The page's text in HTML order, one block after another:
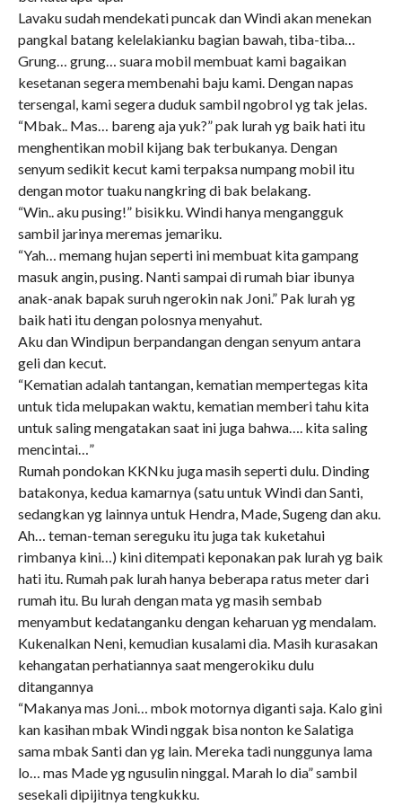
Lavaku sudah mendekati puncak dan Windi akan menekan
pangkal batang kelelakianku bagian bawah, tiba-tiba…
Grung… grung… suara mobil membuat kami bagaikan
kesetanan segera membenahi baju kami. Dengan napas
tersengal, kami segera duduk sambil ngobrol yg tak jelas.
“Mbak.. Mas… bareng aja yuk?” pak lurah yg baik hati itu
menghentikan mobil kijang bak terbukanya. Dengan
senyum sedikit kecut kami terpaksa numpang mobil itu
dengan motor tuaku nangkring di bak belakang.
“Win.. aku pusing!” bisikku. Windi hanya mengangguk
sambil jarinya meremas jemariku.
“Yah… memang hujan seperti ini membuat kita gampang
masuk angin, pusing. Nanti sampai di rumah biar ibunya
anak-anak bapak suruh ngerokin nak Joni.” Pak lurah yg
baik hati itu dengan polosnya menyahut.
Aku dan Windipun berpandangan dengan senyum antara
geli dan kecut.
“Kematian adalah tantangan, kematian mempertegas kita
untuk tida melupakan waktu, kematian memberi tahu kita
untuk saling mengatakan saat ini juga bahwa…. kita saling
mencintai…”
Rumah pondokan KKNku juga masih seperti dulu. Dinding
batakonya, kedua kamarnya (satu untuk Windi dan Santi,
sedangkan yg lainnya untuk Hendra, Made, Sugeng dan aku.
Ah… teman-teman sereguku itu juga tak kuketahui
rimbanya kini…) kini ditempati keponakan pak lurah yg baik
hati itu. Rumah pak lurah hanya beberapa ratus meter dari
rumah itu. Bu lurah dengan mata yg masih sembab
menyambut kedatanganku dengan keharuan yg mendalam.
Kukenalkan Neni, kemudian kusalami dia. Masih kurasakan
kehangatan perhatiannya saat mengerokiku dulu
ditangannya
“Makanya mas Joni… mbok motornya diganti saja. Kalo gini
kan kasihan mbak Windi nggak bisa nonton ke Salatiga
sama mbak Santi dan yg lain. Mereka tadi nunggunya lama
lo… mas Made yg ngusulin ninggal. Marah lo dia” sambil
sesekali dipijitnya tengkukku.